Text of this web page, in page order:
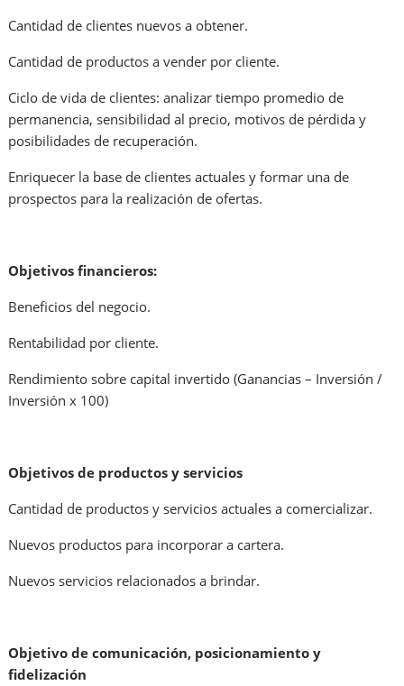
Cantidad de clientes nuevos a obtener.
Cantidad de productos a vender por cliente.
Ciclo de vida de clientes: analizar tiempo promedio de
permanencia, sensibilidad al precio, motivos de pérdida y
posibilidades de recuperación.
Enriquecer la base de clientes actuales y formar una de
prospectos para la realización de ofertas.
Objetivos financieros:
Beneficios del negocio.
Rentabilidad por cliente.
Rendimiento sobre capital invertido (Ganancias – Inversión /
Inversión x 100)
Objetivos de productos y servicios
Cantidad de productos y servicios actuales a comercializar.
Nuevos productos para incorporar a cartera.
Nuevos servicios relacionados a brindar.
Objetivo de comunicación, posicionamiento y
fidelización